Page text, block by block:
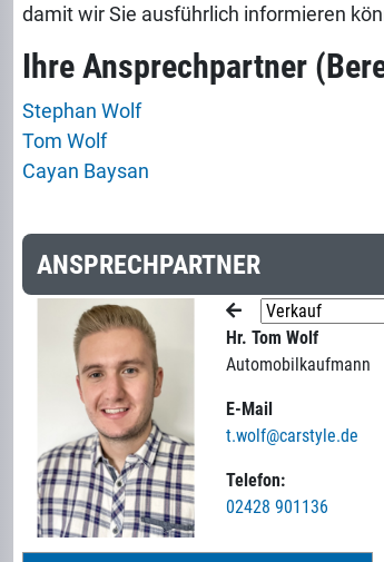
damit wir Sie ausführlich informieren
Ihre Ansprechpartner
Stephan Wolf
Tom Wolf
Cayan Baysan
ANSPRECHPARTNER
Hr. Tom Wolf
Automobilkaufmann
E-Mail
t.wolf@carstyle.de
Telefon:
02428 901136